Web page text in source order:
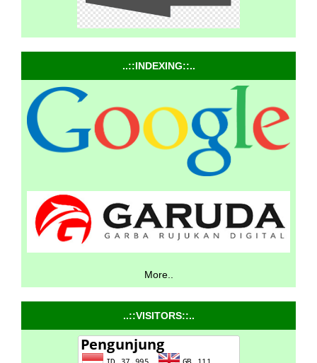
..::INDEXING::..
More..
..::VISITORS::..